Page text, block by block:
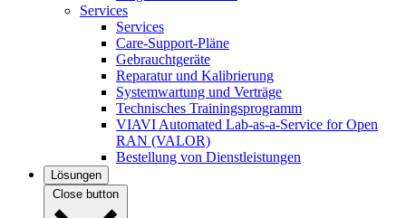
Services
Services
Care-Support-Pläne
Gebrauchtgeräte
Reparatur und Kalibrierung
Systemwartung und Verträge
Technisches Trainingsprogramm
VIAVI Automated Lab-as-a-Service for Open
RAN (VALOR)
Bestellung von Dienstleistungen
Lösungen
Close button